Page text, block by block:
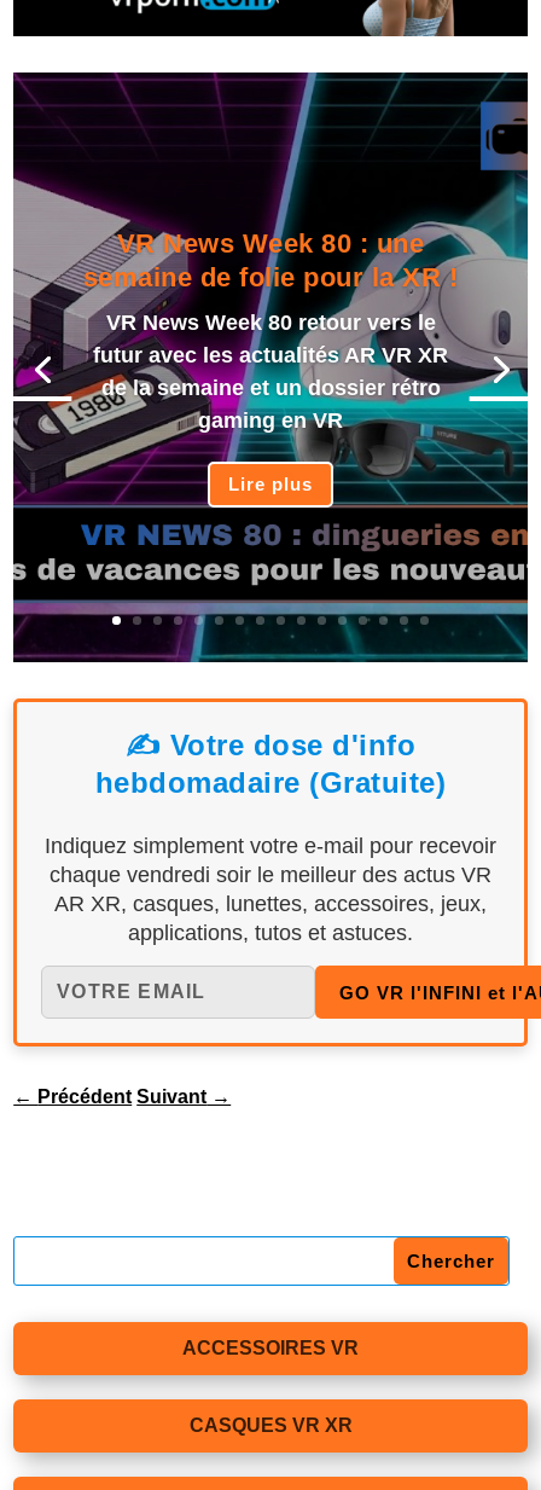
VR News Week 80 : une
semaine de folie pour la XR !
VR News Week 80 retour vers le
futur avec les actualités AR VR XR
de la semaine et un dossier rétro
gaming en VR
Lire plus
✍️ Votre dose d'info
hebdomadaire (Gratuite)
Indiquez simplement votre e-mail pour recevoir
chaque vendredi soir le meilleur des actus VR
AR XR, casques, lunettes, accessoires, jeux,
applications, tutos et astuces.
← Précédent Suivant →
ACCESSOIRES VR
CASQUES VR XR